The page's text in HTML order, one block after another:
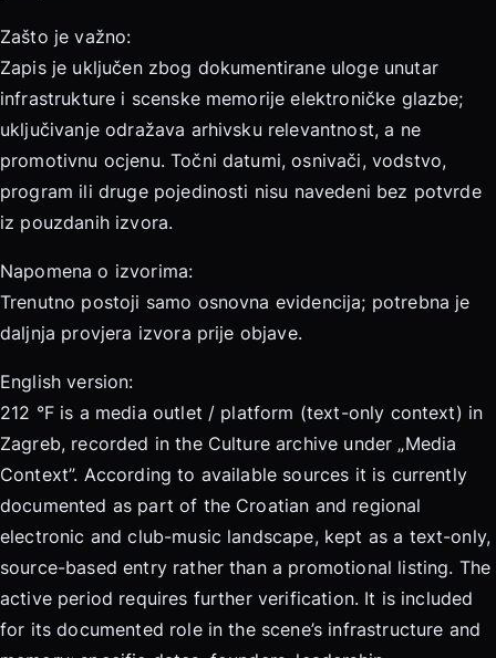
Zašto je važno:
Zapis je uključen zbog dokumentirane uloge unutar
infrastrukture i scenske memorije elektroničke glazbe;
uključivanje odražava arhivsku relevantnost, a ne
promotivnu ocjenu. Točni datumi, osnivači, vodstvo,
program ili druge pojedinosti nisu navedeni bez potvrde
iz pouzdanih izvora.
Napomena o izvorima:
Trenutno postoji samo osnovna evidencija; potrebna je
daljnja provjera izvora prije objave.
English version:
212 °F is a media outlet / platform (text-only context) in
Zagreb, recorded in the Culture archive under „Media
Context”. According to available sources it is currently
documented as part of the Croatian and regional
electronic and club-music landscape, kept as a text-only,
source-based entry rather than a promotional listing. The
active period requires further verification. It is included
for its documented role in the scene’s infrastructure and